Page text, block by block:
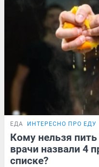
ЕДА ИНТЕРЕСНО ПРО ЕДУ
Кому нельзя
врачи назвали 4
списке?